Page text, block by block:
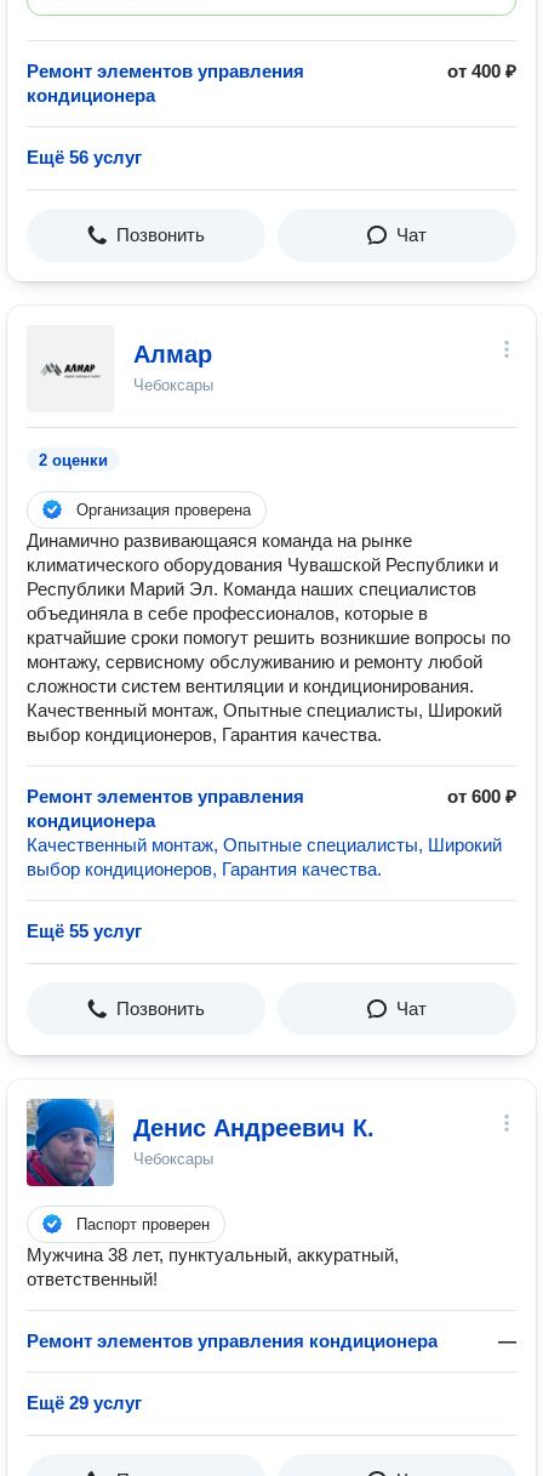
Ремонт элементов управления
кондиционера
от 400 ₽
Ещё 56 услуг
Позвонить Чат
Алмар
Чебоксары
2 оценки
Организация проверена
Динамично развивающаяся команда на рынке
климатического оборудования Чувашской Республики и
Республики Марий Эл. Команда наших специалистов
объединяла в себе профессионалов, которые в
кратчайшие сроки помогут решить возникшие вопросы по
монтажу, сервисному обслуживанию и ремонту любой
сложности систем вентиляции и кондиционирования.
Качественный монтаж, Опытные специалисты, Широкий
выбор кондиционеров, Гарантия качества.
Ремонт элементов управления
кондиционера
от 600 ₽
Качественный монтаж, Опытные специалисты, Широкий
выбор кондиционеров, Гарантия качества.
Ещё 55 услуг
Позвонить Чат
Денис Андреевич К.
Чебоксары
Паспорт проверен
Мужчина 38 лет, пунктуальный, аккуратный,
ответственный!
Ремонт элементов управления кондиционера —
Ещё 29 услуг